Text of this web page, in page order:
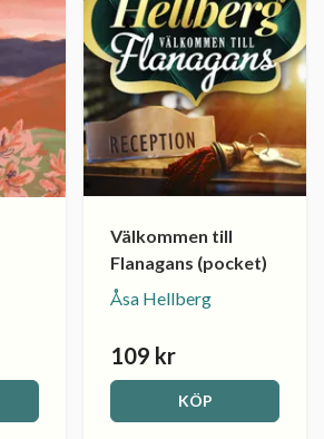
Välkommen till
Flanagans (pocket)
Åsa Hellberg
109 kr
KÖP